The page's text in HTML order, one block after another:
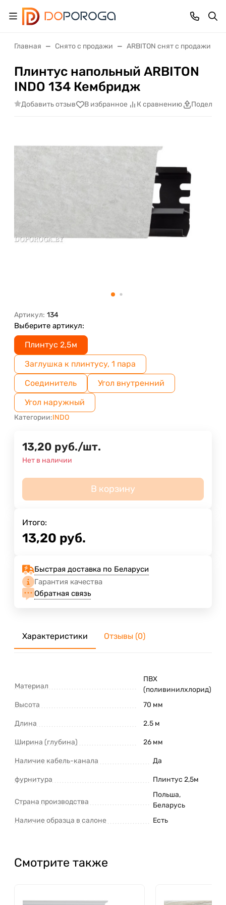
Главная Снято с продажи ARBITON снят с продажи
Плинтус напольный ARBITON
INDO 134 Кембридж
Добавить отзыв В избранное К сравнению
Артикул: 134
Выберите артикул:
Плинтус 2,5м
Заглушка к плинтусу, 1 пара
Соединитель
Угол внутренний
Угол наружный
Категории:INDO
13,20 руб./шт.
Нет в наличии
В корзину
Итого:
13,20 руб.
Быстрая доставка по Беларуси
Гарантия качества
Обратная связь
Характеристики Отзывы (0)
Материал
ПВХ
(поливинилхлорид)
Высота
70 мм
Длина 2.5 м
Ширина (глубина) 26 мм
Наличие кабель-канала Да
фурнитура Плинтус 2,5м
Страна производства
Польша,
Беларусь
Наличие образца в салоне
Есть
Смотрите также